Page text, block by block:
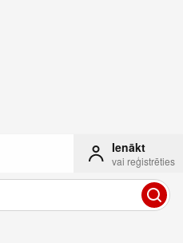
Ienākt
vai reģistrēties